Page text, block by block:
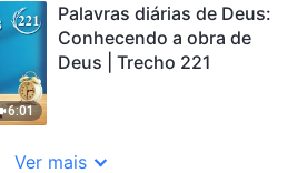
6:01
Palavras diárias de Deus:
Conhecendo a obra de
Deus | Trecho 221
Ver mais